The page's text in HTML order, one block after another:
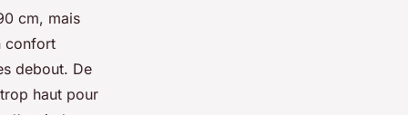
cm, mais
confort
debout. De
haut pour